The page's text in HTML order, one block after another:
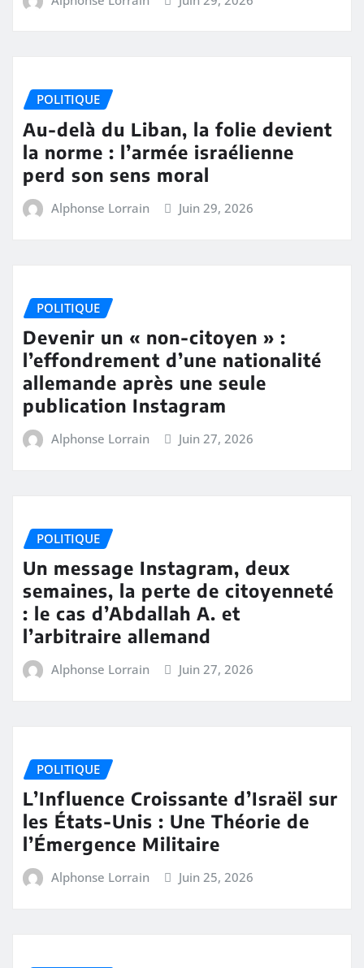
POLITIQUE
Au-delà du Liban, la folie devient
la norme : l’armée israélienne
perd son sens moral
Alphonse Lorrain Juin 29, 2026
POLITIQUE
Devenir un « non-citoyen » :
l’effondrement d’une nationalité
allemande après une seule
publication Instagram
Alphonse Lorrain Juin 27, 2026
POLITIQUE
Un message Instagram, deux
semaines, la perte de citoyenneté
: le cas d’Abdallah A. et
l’arbitraire allemand
Alphonse Lorrain Juin 27, 2026
POLITIQUE
L’Influence Croissante d’Israël sur
les États-Unis : Une Théorie de
l’Émergence Militaire
Alphonse Lorrain Juin 25, 2026